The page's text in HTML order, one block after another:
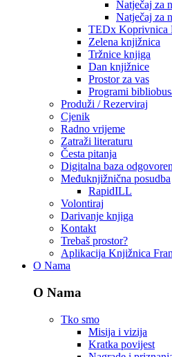
Natječaj za
Natječaj za
TEDx Koprivnica
Zelena knjižnica
Tržnice knjiga
Dan knjižnice
Prostor za vas
Programi
Produži / Rezerviraj
Cjenik
Radno vrijeme
Zatraži literaturu
Česta pitanja
Digitalna baza
Međuknjižnična posudba
RapidILL
Volontiraj
Darivanje knjiga
Kontakt
Trebaš prostor?
Aplikacija Knjižnica
O Nama
O Nama
Tko smo
Misija i vizija
Kratka povijest